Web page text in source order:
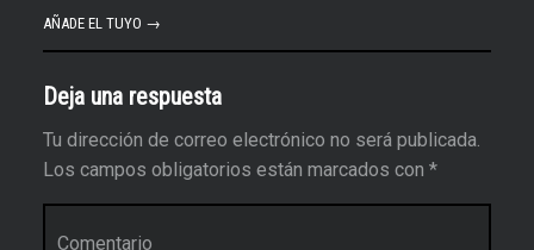
AÑADE EL TUYO →
Deja una respuesta
Tu dirección de correo electrónico no será publicada.
Los campos obligatorios están marcados con *